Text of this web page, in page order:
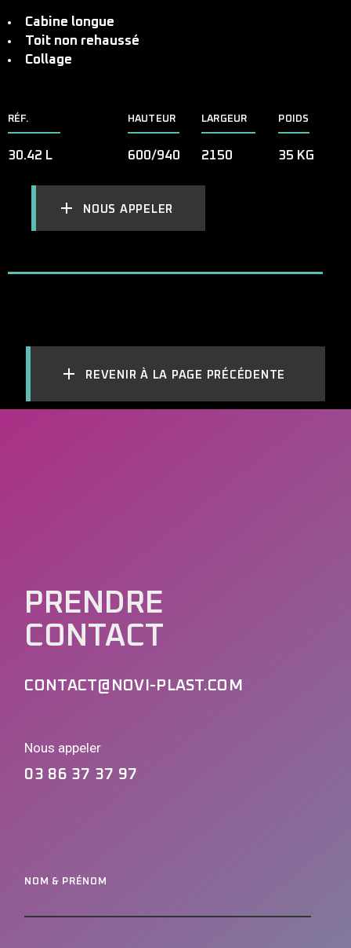
Cabine longue
Toit non rehaussé
Collage
RÉF.
30.42 L
HAUTEUR
600/940
LARGEUR
2150
POIDS
35 KG
NOUS APPELER
REVENIR À LA PAGE PRÉCÉDENTE
PRENDRE
CONTACT
CONTACT@NOVI-PLAST.COM
Nous appeler
03 86 37 37 97
NOM & PRÉNOM